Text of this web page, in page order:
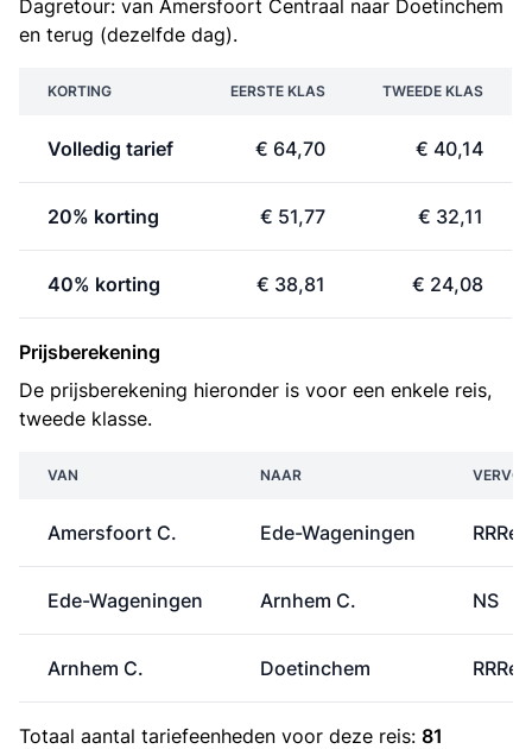
Dagretour: van Amersfoort Centraal naar Doetinchem
en terug (dezelfde dag).
KORTING EERSTE KLAS TWEEDE KLAS
Volledig tarief € 64,70 € 40,14
20% korting € 51,77 € 32,11
40% korting € 38,81 € 24,08
Prijsberekening
De prijsberekening hieronder is voor een enkele reis,
tweede klasse.
VAN NAAR
Amersfoort C. Ede-Wageningen
Ede-Wageningen Arnhem C. NS
Arnhem C. Doetinchem
Totaal aantal tariefeenheden voor deze reis: 81